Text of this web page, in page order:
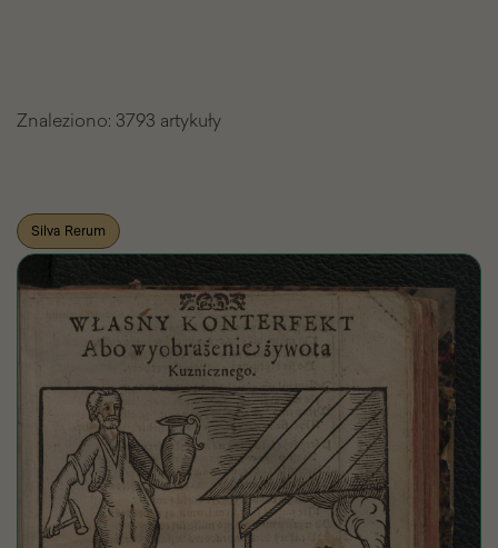
Znaleziono: 3793 artykuły
Lista
znalezionych
artykułów
Pasażu
Wiedzy
Silva Rerum